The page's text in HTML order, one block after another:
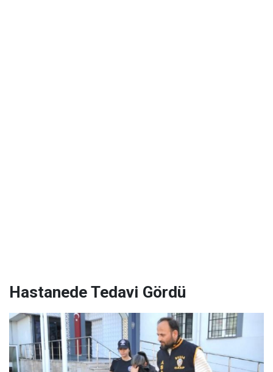
Hastanede Tedavi Gördü